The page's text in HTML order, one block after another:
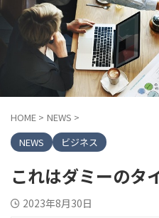
HOME > NEWS >
NEWS
ビジネス
これはダミーのタ
2023年8月30日